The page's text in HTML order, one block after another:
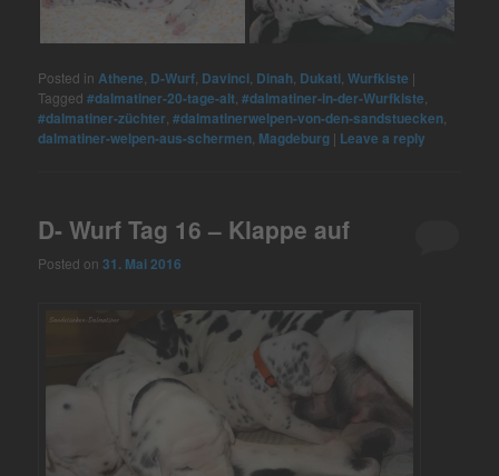
Posted in Athene D-Wurf Davinci Dinah Dukati ,Wurfkiste |
Tagged #dalmatiner-20-tage-alt ,#dalmatiner-in-der-Wurfkiste
#dalmatiner-züchter ,#dalmatinerwelpen-von-den-sandstuecken
dalmatiner-welpen-aus-schermen Magdeburg | Leave a reply
D- Wurf Tag 16 – Klappe auf
Posted on31. Mai 2016